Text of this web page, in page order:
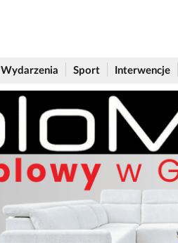
Wydarzenia Sport Interwencje